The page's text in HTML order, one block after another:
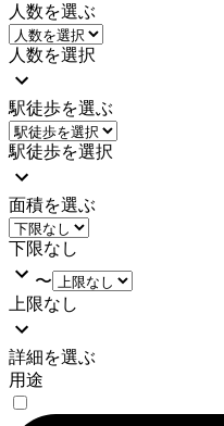
人数を選ぶ
人数を選択
駅徒歩を選ぶ
駅徒歩を選択
面積を選ぶ
下限なし
〜
上限なし
詳細を選ぶ
用途